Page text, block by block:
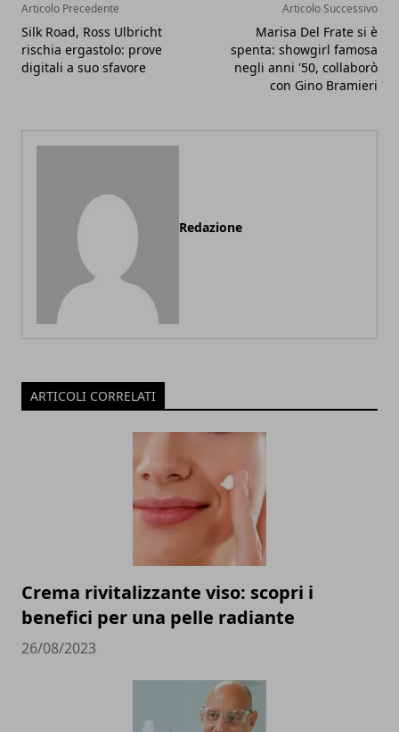
Articolo Precedente
Silk Road, Ross Ulbricht
rischia ergastolo: prove
digitali a suo sfavore
Articolo Successivo
Marisa Del Frate si è
spenta: showgirl famosa
negli anni '50, collaborò
con Gino Bramieri
Redazione
ARTICOLI CORRELATI
Crema rivitalizzante viso: scopri i
benefici per una pelle radiante
26/08/2023